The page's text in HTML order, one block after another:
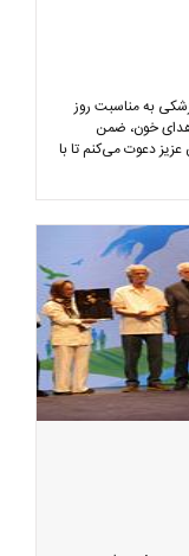
به مناسبت روز
خون، ضمن
دعوت می‌کنم تا با